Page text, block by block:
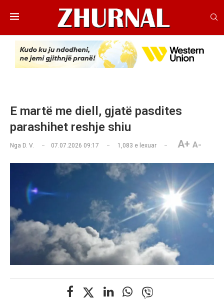
E martë me diell, gjatë pasdites
parashihet reshje shiu
Nga D. V. 07.07.2026 09:17 1,083 e lexuar A+ A-